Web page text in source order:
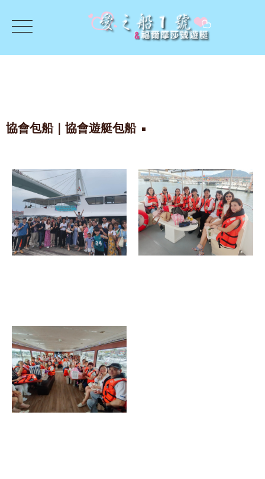
協會包船｜協會遊艇包船